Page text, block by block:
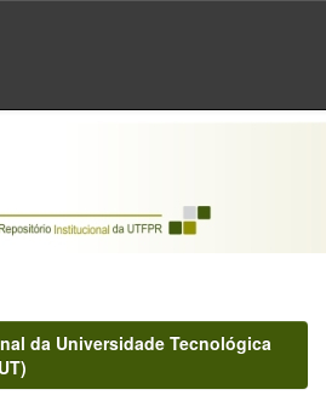
da Universidade Tecnológica